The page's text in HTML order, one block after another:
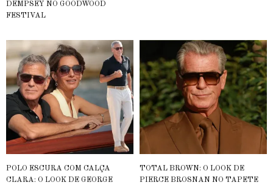
DEMPSEY NO GOODWOOD
FESTIVAL
POLO ESCURA COM CALÇA
CLARA: O LOOK DE GEORGE
TOTAL BROWN: O LOOK DE
PIERCE BROSNAN NO TAPETE